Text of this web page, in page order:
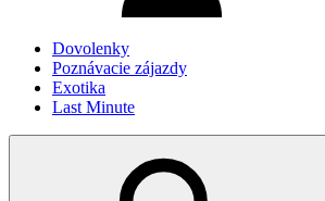
Dovolenky
Poznávacie zájazdy
Exotika
Last Minute